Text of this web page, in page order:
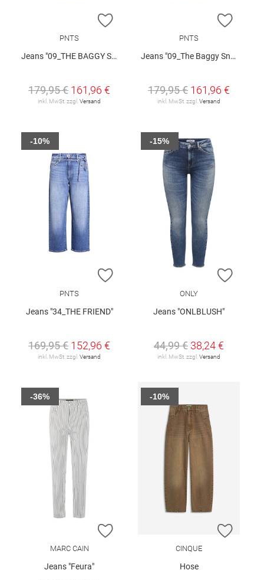
ZUR WUNSCHLISTE HINZUFÜGEN
PNTS
Jeans "09_THE BAGGY SNOS"
179,95 € 161,96 €
inkl. MwSt. zzgl. Versand
ZUR
PNTS
Jeans "09_The Baggy Snos"
179,95 € 161,96 €
inkl. MwSt. zzgl. Versand
ZUR WUNSCHLISTE HINZUFÜGEN
PNTS
Jeans "34_THE FRIEND"
169,95 € 152,96 €
inkl. MwSt. zzgl. Versand
-10%
ZUR
ONLY
Jeans "ONLBLUSH"
44,99 € 38,24 €
inkl. MwSt. zzgl. Versand
-15%
ZUR WUNSCHLISTE HINZUFÜGEN
MARC CAIN
Jeans "Feura"
-36%
ZUR
CINQUE
Hose
-10%